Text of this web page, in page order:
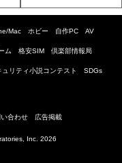
Mac ホビー 自作PC AV
ム 格安SIM 倶楽部情報局
リティ小説コンテスト SDGs
合わせ 広告掲載
Inc. 2026